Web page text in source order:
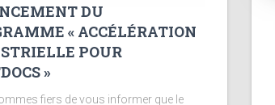
DU
« ACCÉLÉRATION
POUR
»
fiers de vous informer que le